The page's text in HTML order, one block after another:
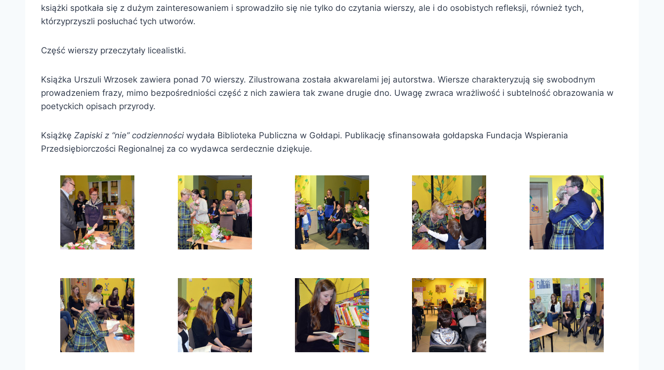
książki spotkała się z dużym zainteresowaniem i sprowadziło się nie tylko do czytania wierszy, ale i do osobistych refleksji, również tych,
którzyprzyszli posłuchać tych utworów.
Część wierszy przeczytały licealistki.
Książka Urszuli Wrzosek zawiera ponad 70 wierszy. Zilustrowana została akwarelami jej autorstwa. Wiersze charakteryzują się swobodnym
prowadzeniem frazy, mimo bezpośredniości część z nich zawiera tak zwane drugie dno. Uwagę zwraca wrażliwość i subtelność obrazowania w
poetyckich opisach przyrody.
Książkę Zapiski z “nie” codzienności wydała Biblioteka Publiczna w Gołdapi. Publikację sfinansowała gołdapska Fundacja Wspierania
Przedsiębiorczości Regionalnej za co wydawca serdecznie dziękuje.